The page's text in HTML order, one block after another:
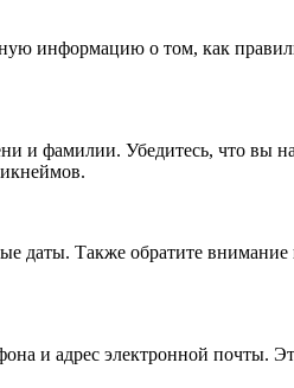
информацию о том, как
и фамилии. Убедитесь, что вы
даты. Также обратите внимание
и адрес электронной почты.